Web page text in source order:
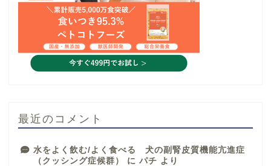
最近のコメント
水をよく飲む/よく食べる 犬の副腎皮質機能亢進症
（クッシング症候群）
に パチ より